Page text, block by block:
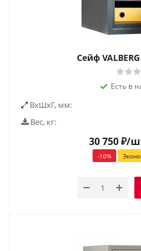
Сейф
Есть в
ВxШxГ, мм:
Вес, кг:
30 750₽/
-10%